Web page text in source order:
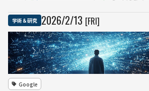
学術＆研究 2026/2/13 [FRI]
Google